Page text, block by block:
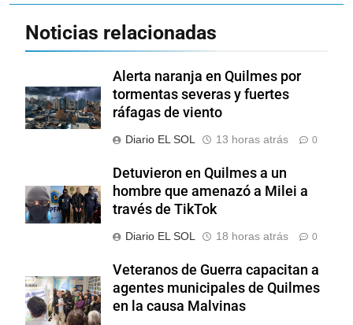
Noticias relacionadas
Alerta naranja en Quilmes por
tormentas severas y fuertes
ráfagas de viento
Diario EL SOL 13 horas atrás 0
Detuvieron en Quilmes a un
hombre que amenazó a Milei a
través de TikTok
Diario EL SOL 18 horas atrás 0
Veteranos de Guerra capacitan a
agentes municipales de Quilmes
en la causa Malvinas